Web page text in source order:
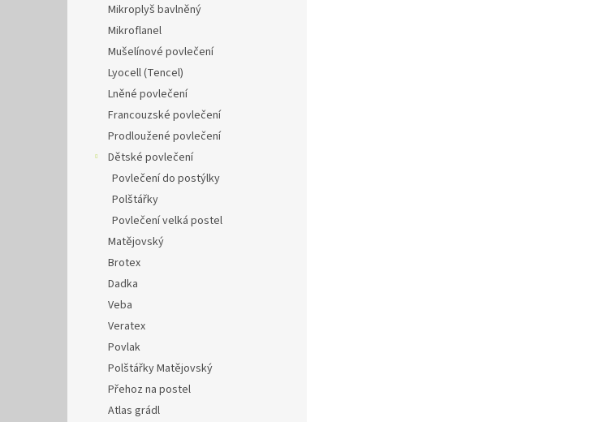
Mikroplyš bavlněný
Mikroflanel
Mušelínové povlečení
Lyocell (Tencel)
Lněné povlečení
Francouzské povlečení
Prodloužené povlečení
Dětské povlečení
Povlečení do postýlky
Polštářky
Povlečení velká postel
Matějovský
Brotex
Dadka
Veba
Veratex
Povlak
Polštářky Matějovský
Přehoz na postel
Atlas grádl